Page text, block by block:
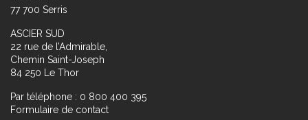
77 700 Serris
ASCIER SUD
22 rue de l’Admirable,
Chemin Saint-Joseph
84 250 Le Thor
Par téléphone : 0 800 400 395
Formulaire de contact